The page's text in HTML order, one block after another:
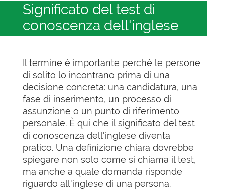
Significato del test di
conoscenza dell'inglese
Il termine è importante perché le persone
di solito lo incontrano prima di una
decisione concreta: una candidatura, una
fase di inserimento, un processo di
assunzione o un punto di riferimento
personale. È qui che il significato del test
di conoscenza dell'inglese diventa
pratico. Una definizione chiara dovrebbe
spiegare non solo come si chiama il test,
ma anche a quale domanda risponde
riguardo all'inglese di una persona.